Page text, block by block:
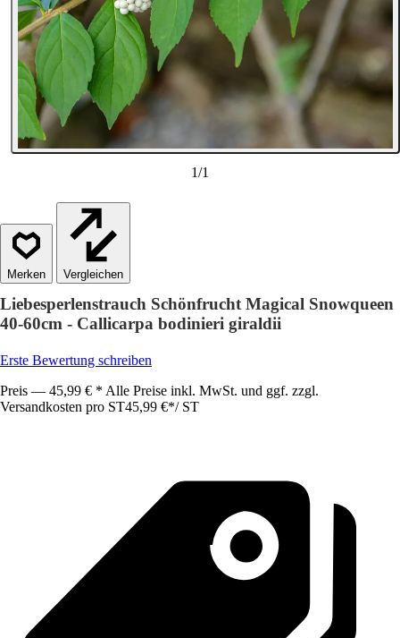
1/1
Vergleichen
Liebesperlenstrauch Schönfrucht Magical Snowqueen
40-60cm - Callicarpa bodinieri giraldii
Erste Bewertung schreiben
Preis — 45,99 € * Alle Preise inkl. MwSt. und ggf. zzgl.
Versandkosten pro ST45,99 €*/ ST